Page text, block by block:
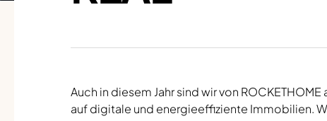
Auch in diesem Jahr sind wir von
auf digitale und energieeffiziente Immobilien.